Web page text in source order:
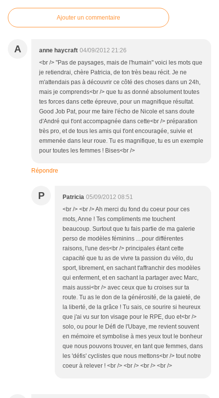
Ajouter un commentaire
A anne haycraft 04/09/2012 21:26
<br /> "Pas de paysages, mais de l'humain" voici les mots que
je retiendrai, chère Patricia, de ton très beau récit. Je ne
m'attendais pas à découvrir ce côté des choses dans un 24h,
mais je comprends<br /> que tu as donné absolument toutes
tes forces dans cette épreuve, pour un magnifique résultat.
Good Job Pat, pour me faire l'écho de Nicole et sans doute
d'André qui t'ont accompagnée dans cette<br /> préparation
très pro, et de tous les amis qui t'ont encouragée, suivie et
emmenée dans leur roue. Tu es magnifique, tu es un exemple
pour toutes les femmes ! Bises<br />
Répondre
P Patricia 05/09/2012 08:51
<br /> <br /> Ah merci du fond du coeur pour ces
mots, Anne ! Tes compliments me touchent
beaucoup. Surtout que tu fais partie de ma galerie
perso de modèles féminins ....pour différentes
raisons, l'une des<br /> principales étant cette
capacité que tu as de vivre ta passion du vélo, du
sport, librement, en sachant t'affranchir des modèles
qui enferment, et en sachant la partager avec Marc,
mais aussi<br /> avec ceux que tu croises sur ta
route. Tu as le don de la générosité, de la gaieté, de
la liberté, de la grâce ! Tu sais, ce sourire si heureux
que j'ai vu sur ton visage pour le RPE, duo et<br />
solo, ou pour le Défi de l'Ubaye, me revient souvent
en mémoire et symbolise à mes yeux tout le bonheur
que nous pouvons trouver, en tant que femmes, dans
les 'défis' cyclistes que nous mettons<br /> tout notre
coeur à relever ! <br /> <br /> <br /> <br />